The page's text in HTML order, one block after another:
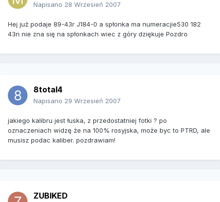
Napisano 28 Wrzesień 2007
Hej już podaje 89-43r J184-0 a spłonka ma numeracjie530 182
43n nie zna się na spłonkach wiec z góry dziękuje Pozdro
8total4
Napisano 29 Wrzesień 2007
jakiego kalibru jest łuska, z przedostatniej fotki ? po
oznaczeniach widzę że na 100% rosyjska, może byc to PTRD, ale
musisz podac kaliber. pozdrawiam!
ZUBIKED